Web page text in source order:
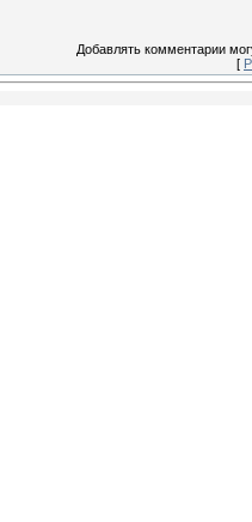
Добавлять комментарии
[